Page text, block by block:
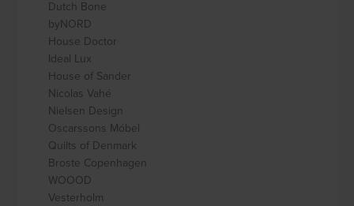
Dutch Bone
byNORD
House Doctor
Ideal Lux
House of Sander
Nicolas Vahé
Nielsen Design
Oscarssons Móbel
Quilts of Denmark
Broste Copenhagen
WOOOD
Vesterholm